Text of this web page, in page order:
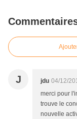
J jdu 04/12/
merci pour
trouve le
nouvelle